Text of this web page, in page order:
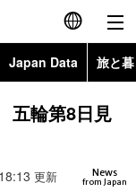
English
简体字
Japan Data 旅と
Topics
五輪第8日見
News
from Japan
更新